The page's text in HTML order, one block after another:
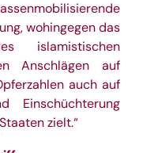
wohingegen das
islamistischen
Anschlägen auf
auch auf
Einschüchterung
zielt.“